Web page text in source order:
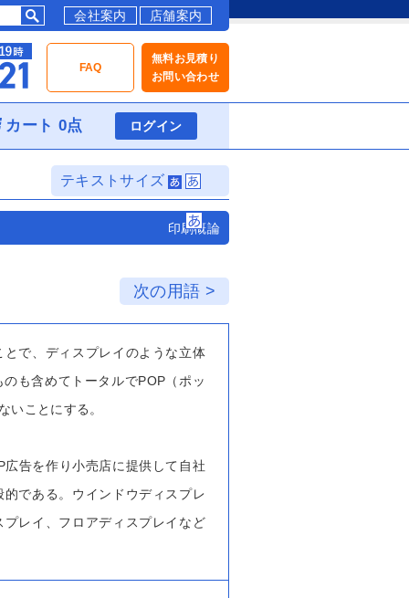
会社案内 店舗案内
FAQ
無料お見積り
お問い合わせ
カート 0点 ログイン
テキストサイズ
印刷概論
次の用語 >
で、ディスプレイのような立体
も含めてトータルでPOP（ポッ
いことにする。
告を作り小売店に提供して自社
である。ウインドウディスプレ
レイ、フロアディスプレイなど